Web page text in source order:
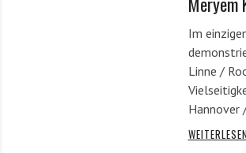
Im
Linne /
Hannover
WEITERLESEN